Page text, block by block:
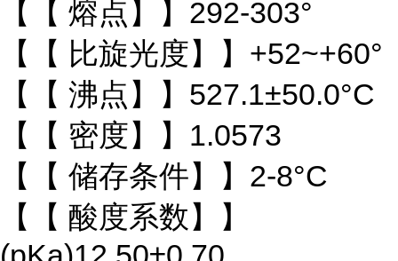
【【 熔点】】292-303°
【【 比旋光度】】+52~+60°
【【 沸点】】527.1±50.0°C
【【 密度】】1.0573
【【 储存条件】】2-8°C
【【 酸度系数】】